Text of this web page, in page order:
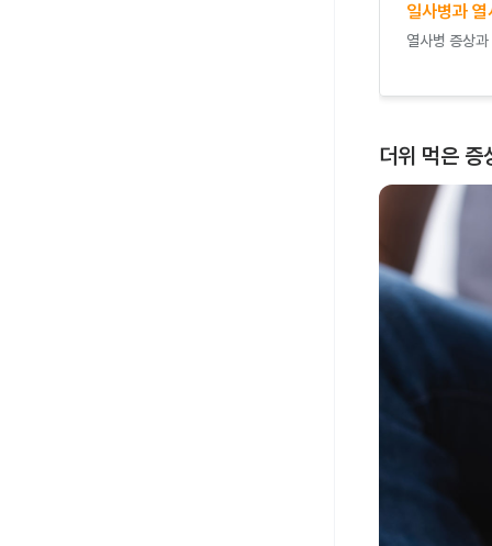
일사병과
열사병 증상
더위 먹은 증